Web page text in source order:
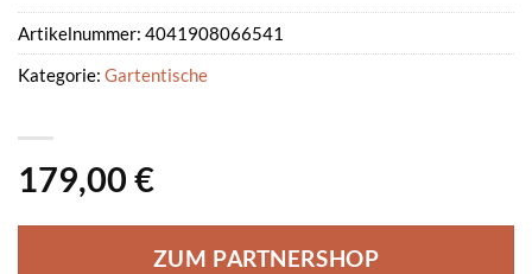
179,00 €
ZUM PARTNERSHOP
Artikelnummer: 4041908066541
Kategorie: Gartentische